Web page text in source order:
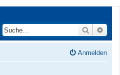
Suche
Anmelden